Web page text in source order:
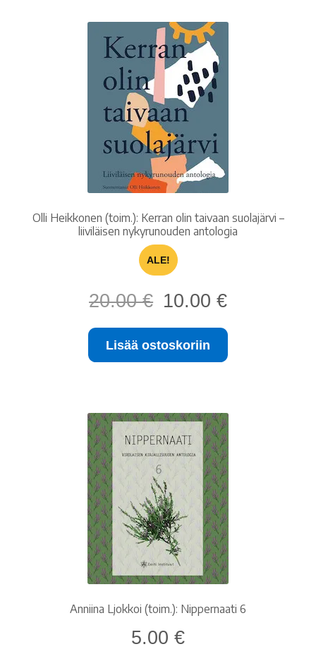
Olli Heikkonen (toim.): Kerran olin taivaan suolajärvi –
liiviläisen nykyrunouden antologia
ALE!
20.00€
Alkuperäinen
hinta
oli:
20.00 €.
10.00 €Nykyinen
on:
Lisää ostoskoriin
Anniina Ljokkoi (toim.): Nippernaati 6
5.00 €